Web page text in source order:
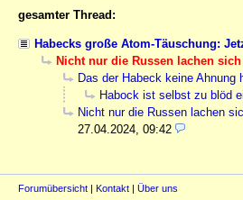
gesamter Thread:
Habecks große Atom-Täuschung:
Nicht nur die Russen lachen
Das der Habeck keine
Habock ist selbst zu blöd
Nicht nur die Russen lachen
27.04.2024, 09:42
Forumübersicht | Kontakt | Über uns